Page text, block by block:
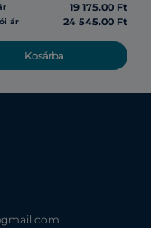
19 175.00 Ft
ár 24 545.00 Ft
Kosárba